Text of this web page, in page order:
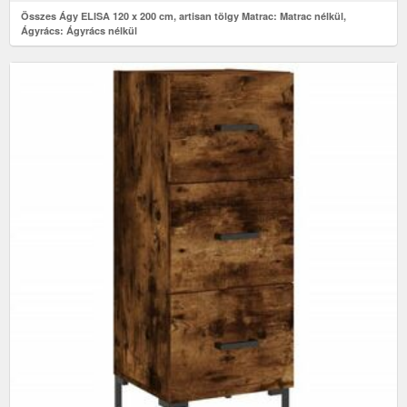
Összes Ágy ELISA 120 x 200 cm, artisan tölgy Matrac: Matrac nélkül,
Ágyrács: Ágyrács nélkül